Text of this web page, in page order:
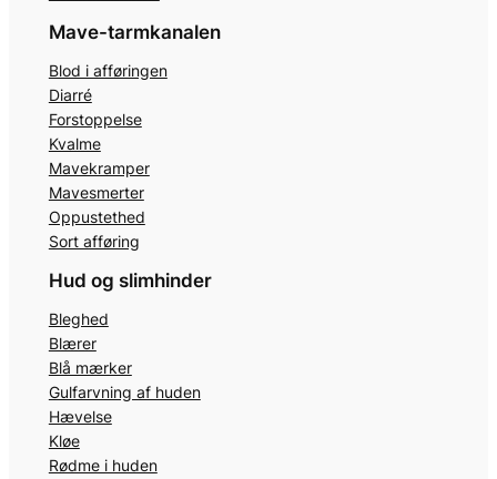
Mave-tarmkanalen
Blod i afføringen
Diarré
Forstoppelse
Kvalme
Mavekramper
Mavesmerter
Oppustethed
Sort afføring
Hud og slimhinder
Bleghed
Blærer
Blå mærker
Gulfarvning af huden
Hævelse
Kløe
Rødme i huden